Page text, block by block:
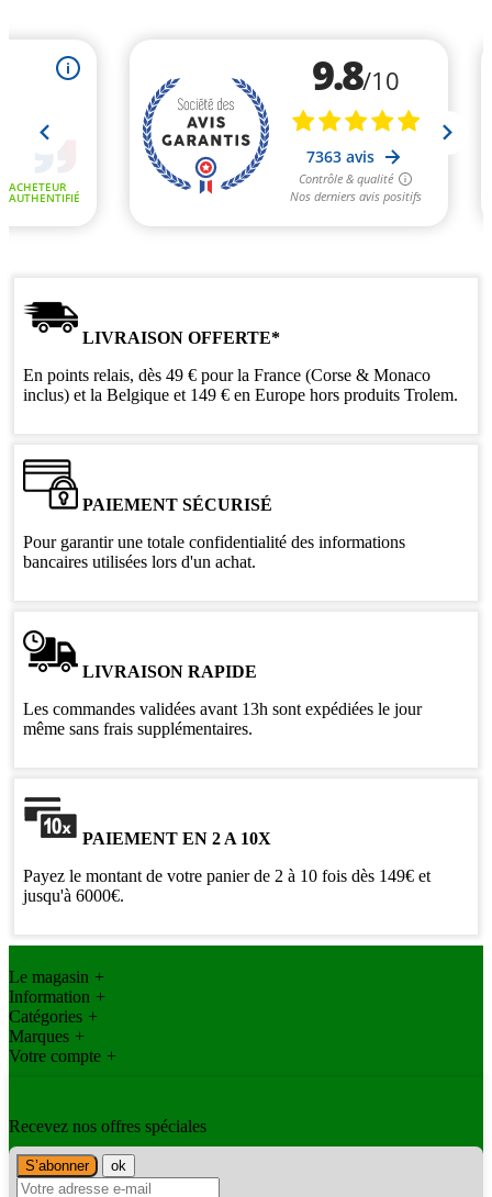
LIVRAISON OFFERTE*
En points relais, dès 49 € pour la France (Corse & Monaco
inclus) et la Belgique et 149 € en Europe hors produits Trolem.
PAIEMENT SÉCURISÉ
Pour garantir une totale confidentialité des informations
bancaires utilisées lors d'un achat.
LIVRAISON RAPIDE
Les commandes validées avant 13h sont expédiées le jour
même sans frais supplémentaires.
PAIEMENT EN 2 A 10X
Payez le montant de votre panier de 2 à 10 fois dès 149€ et
jusqu'à 6000€.
Le magasin +
Information +
Catégories +
Marques +
Votre compte +
Recevez nos offres spéciales